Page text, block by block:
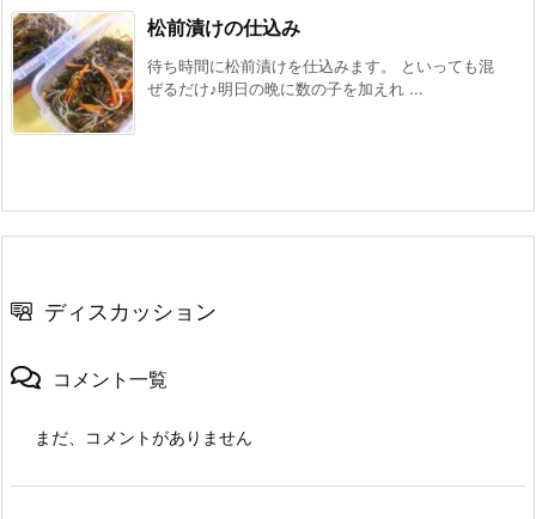
松前漬けの仕込み
待ち時間に松前漬けを仕込みます。 といっても混
ぜるだけ♪明日の晩に数の子を加えれ ...
ディスカッション
コメント一覧
まだ、コメントがありません